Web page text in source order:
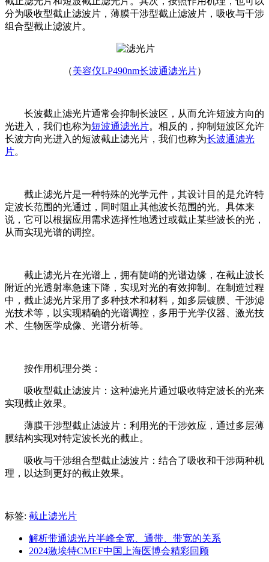
分为吸收型截止滤波片，薄膜干涉型截止滤波片，吸收与干涉
组合型截止滤波片。
（美容仪LP490nm长波通滤光片）
长波截止滤光片通常会抑制长波区，从而允许短波方向的
光进入，我们也称为短波通滤光片。相反的，抑制短波区允许
长波方向光进入的短波截止滤光片，我们也称为长波通滤光
片。
截止滤光片是一种特殊的光学元件，其设计目的是允许特
定波长范围的光通过，同时阻止其他波长范围的光。具体来
说，它可以根据应用需求选择性地透过或截止某些波长的光，
从而实现光谱的调控。
截止滤光片在光谱上，拥有陡峭的光谱边缘，在截止波长
附近的光透射率急速下降，实现对光的有效抑制。在制造过程
中，截止滤光片采用了多种技术和材料，如多层镀膜、干涉滤
光技术等，以实现精确的光谱调控，多用于光学仪器、激光技
术、生物医学成像、光谱分析等。
按作用机理分类：
吸收型截止滤波片：这种滤光片通过吸收特定波长的光来
实现截止效果。
薄膜干涉型截止滤波片：利用光的干涉效应，通过多层薄
膜结构实现对特定波长光的截止。
吸收与干涉组合型截止滤波片：结合了吸收和干涉两种机
理，以达到更好的截止效果。
标签: 截止滤光片
解析带通滤光片半峰全宽、通带、带宽的关系
2024激埃特CMEF中国上海医博会精彩回顾